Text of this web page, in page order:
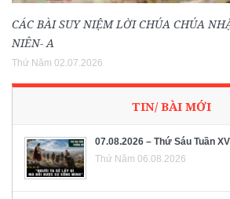
CÁC BÀI SUY NIỆM LỜI CHÚA CHÚA
NIÊN- A
Thứ Năm 02.07.2026
TIN/ BÀI MỚI
07.08.2026 – Thứ Sáu Tuần
Thứ Năm 06.08.2026